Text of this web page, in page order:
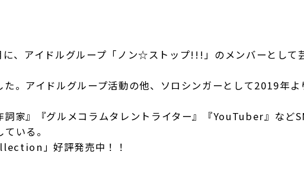
、アイドルグループ「ノン☆ストップ!!!」のメンバーとして
。アイドルグループ活動の他、ソロシンガーとして2019年よ
家』『グルメコラムタレントライター』『YouTuber』など
いる。
」好評発売中！！